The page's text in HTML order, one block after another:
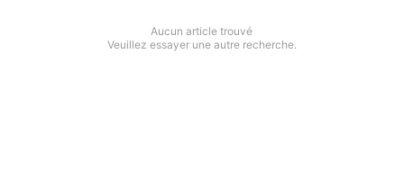
Aucun article trouvé
Veuillez essayer une autre recherche.